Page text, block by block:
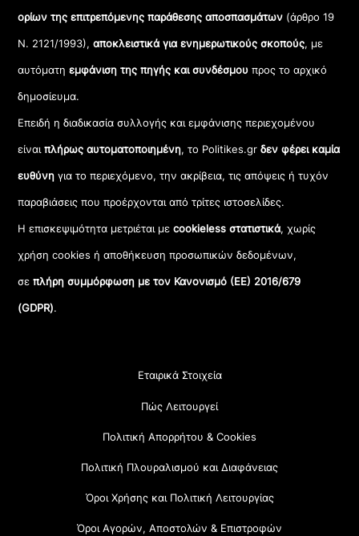
ορίων της επιτρεπόμενης παράθεσης αποσπασμάτων (άρθρο 19
Ν. 2121/1993), αποκλειστικά για ενημερωτικούς σκοπούς, με
αυτόματηεμφάνιση της πηγής και συνδέσμου προς το αρχικό
δημοσίευμα.
Επειδή η διαδικασία συλλογής και εμφάνισης περιεχομένου
είναιπλήρως αυτοματοποιημένη, το Politikes.grδεν φέρει καμία
ευθύνη για το περιεχόμενο, την ακρίβεια, τις απόψεις ή τυχόν
παραβιάσεις που προέρχονται από τρίτες ιστοσελίδες.
Η επισκεψιμότητα μετριέται μεcookieless στατιστικά, χωρίς
χρήση cookies ή αποθήκευση προσωπικών δεδομένων,
σεπλήρη συμμόρφωση με τον Κανονισμό (ΕΕ) 2016/679
(GDPR).
Εταιρικά Στοιχεία
Πώς Λειτουργεί
Πολιτική Απορρήτου & Cookies
Πολιτική Πλουραλισμού και Διαφάνειας
Όροι Χρήσης και Πολιτική Λειτουργίας
Όροι Αγορών, Αποστολών & Επιστροφών